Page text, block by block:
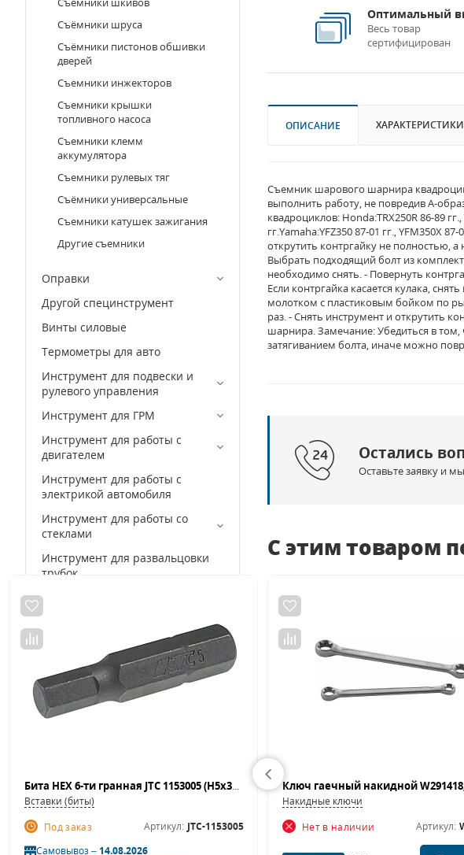
Съёмники шруса
Съёмники пистонов обшивки
дверей
Съемники инжекторов
Съемники крышки
топливного насоса
Съемники клемм
аккумулятора
Съемники рулевых тяг
Съёмники универсальные
Съемники катушек зажигания
Другие съемники
Оправки
Другой специнструмент
Винты силовые
Термометры для авто
Инструмент для подвески и
рулевого управления
Инструмент для ГРМ
Инструмент для работы с
двигателем
Инструмент для работы с
электрикой автомобиля
Инструмент для работы со
стеклами
Инструмент для развальцовки
трубок
Инструмент для ремонта
салона автомобилей
Инструмент для свечей
зажигания
Инструмент для системы
кондиционирования
Инструмент для системы
Инструмент для тормозной
системы и трансмиссии
Инструмент для ходовой части
автомобиля
Оптимальный
Весь товар
сертифицирован
ОПИСАНИЕ ХАРАКТЕРИСТИКИ
Съемник шарового шарнира
выполнить работу, не повредив А-
квадроциклов: Honda:TRX250R 86-89 гг.,
гг.Yamaha:YFZ350 87-01 гг.,
открутить контргайку не полностью,
Выбрать подходящий болт из
необходимо снять. - Повернуть
Если контргайка касается кулака,
молотком с пластиковым бойком по
раз. - Снять инструмент и открутить
шарнира. Замечание: Убедиться в
затягиванием болта, иначе можно
Остались
Оставьте заявку и
С этим товаром
Бита HEX 6-ти гранная JTC 1153005 (H5х30 мм, 1/4" DR)
Вставки (биты)
Под заказ
Артикул: JTC-1153005
Самовывоз –14.08.2026
Накидные ключи
Нет в наличии
Артикул: